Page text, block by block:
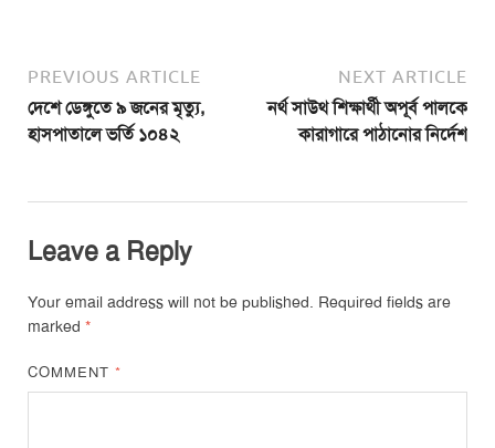
PREVIOUS ARTICLE
দেশে ডেঙ্গুতে ৯ জনের মৃত্যু,
হাসপাতালে ভর্তি ১০৪২
NEXT ARTICLE
নর্থ সাউথ শিক্ষার্থী অপূর্ব পালকে
কারাগারে পাঠানোর নির্দেশ
Leave a Reply
Your email address will not be published. Required fields are
marked *
COMMENT*